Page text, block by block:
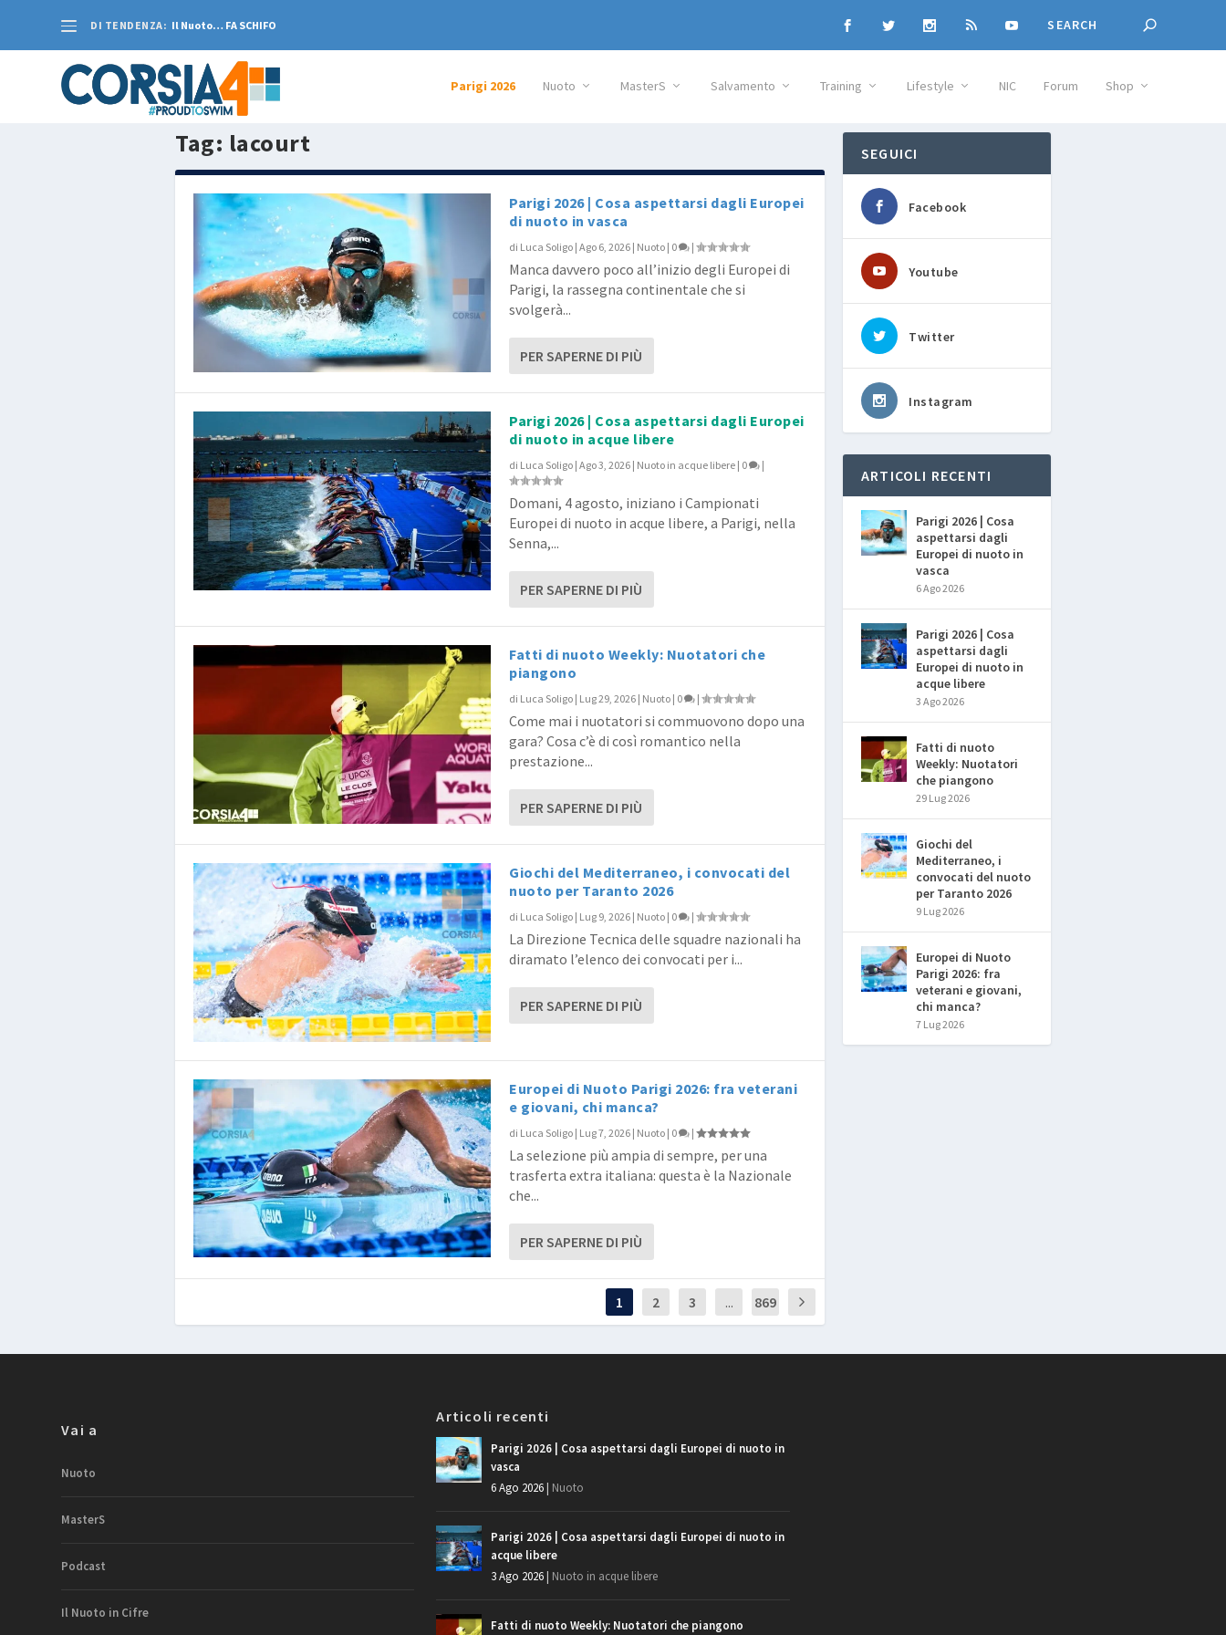
DI TENDENZA: Il Nuoto… FA SCHIFO
Parigi 2026 Nuoto MasterS Salvamento Training Lifestyle NIC Forum Shop
Tag: lacourt
Parigi 2026 | Cosa aspettarsi dagli Europei
di nuoto in vasca
di Luca Soligo | Ago 6, 2026 | Nuoto | 0 |
Manca davvero poco all’inizio degli Europei di
Parigi, la rassegna continentale che si
svolgerà...
PER SAPERNE DI PIÙ
Parigi 2026 | Cosa aspettarsi dagli Europei
di nuoto in acque libere
di Luca Soligo | Ago 3, 2026 | Nuoto in acque libere | 0 |
Domani, 4 agosto, iniziano i Campionati
Europei di nuoto in acque libere, a Parigi, nella
Senna,...
PER SAPERNE DI PIÙ
Fatti di nuoto Weekly: Nuotatori che
piangono
di Luca Soligo | Lug 29, 2026 | Nuoto | 0 |
Come mai i nuotatori si commuovono dopo una
gara? Cosa c’è di così romantico nella
prestazione...
PER SAPERNE DI PIÙ
Giochi del Mediterraneo, i convocati del
nuoto per Taranto 2026
di Luca Soligo | Lug 9, 2026 | Nuoto | 0 |
La Direzione Tecnica delle squadre nazionali ha
diramato l’elenco dei convocati per i...
PER SAPERNE DI PIÙ
Europei di Nuoto Parigi 2026: fra veterani
e giovani, chi manca?
di Luca Soligo | Lug 7, 2026 | Nuoto | 0 |
La selezione più ampia di sempre, per una
trasferta extra italiana: questa è la Nazionale
che...
PER SAPERNE DI PIÙ
1 2 3 ... 869
SEGUICI
Facebook
Youtube
Twitter
Instagram
ARTICOLI RECENTI
Parigi 2026 | Cosa
aspettarsi dagli
Europei di nuoto in
vasca
6 Ago 2026
Parigi 2026 | Cosa
aspettarsi dagli
Europei di nuoto in
acque libere
3 Ago 2026
Fatti di nuoto
Weekly: Nuotatori
che piangono
29 Lug 2026
Giochi del
Mediterraneo, i
convocati del nuoto
per Taranto 2026
9 Lug 2026
Europei di Nuoto
Parigi 2026: fra
veterani e giovani,
chi manca?
7 Lug 2026
Vai a
Nuoto
MasterS
Podcast
Il Nuoto in Cifre
Articoli recenti
Parigi 2026 | Cosa aspettarsi dagli Europei di nuoto in
vasca
6 Ago 2026| Nuoto
Parigi 2026 | Cosa aspettarsi dagli Europei di nuoto in
acque libere
3 Ago 2026| Nuoto in acque libere
Fatti di nuoto Weekly: Nuotatori che piangono